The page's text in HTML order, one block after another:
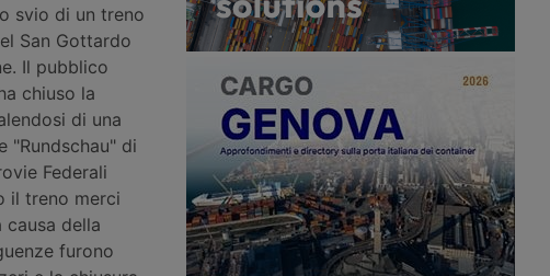
svio di un treno
San Gottardo
Il pubblico
chiuso la
di una
"Rundschau" di
Federali
il treno merci
della
furono